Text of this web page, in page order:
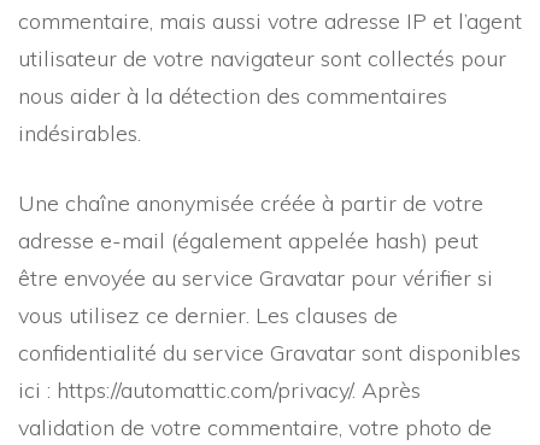
commentaire, mais aussi votre adresse IP et l’agent
utilisateur de votre navigateur sont collectés pour
nous aider à la détection des commentaires
indésirables.
Une chaîne anonymisée créée à partir de votre
adresse e-mail (également appelée hash) peut
être envoyée au service Gravatar pour vérifier si
vous utilisez ce dernier. Les clauses de
confidentialité du service Gravatar sont disponibles
ici : https://automattic.com/privacy/. Après
validation de votre commentaire, votre photo de